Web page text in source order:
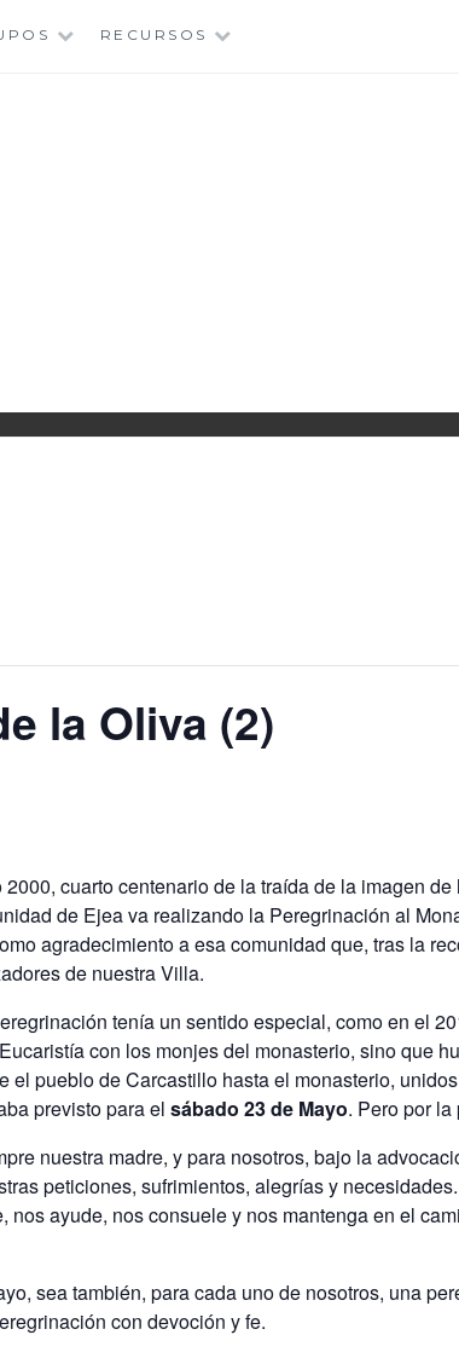
RECURSOS
la Oliva (2)
2000, cuarto centenario de la traída de la imagen
de Ejea va realizando la Peregrinación al
agradecimiento a esa comunidad que, tras la
de nuestra Villa.
tenía un sentido especial, como en el
con los monjes del monasterio, sino que
el pueblo de Carcastillo hasta el monasterio,
previsto para el sábado 23 de Mayo. Pero por
nuestra madre, y para nosotros, bajo la
peticiones, sufrimientos, alegrías y
ayude, nos consuele y nos mantenga en el
sea también, para cada uno de nosotros, una
con devoción y fe.